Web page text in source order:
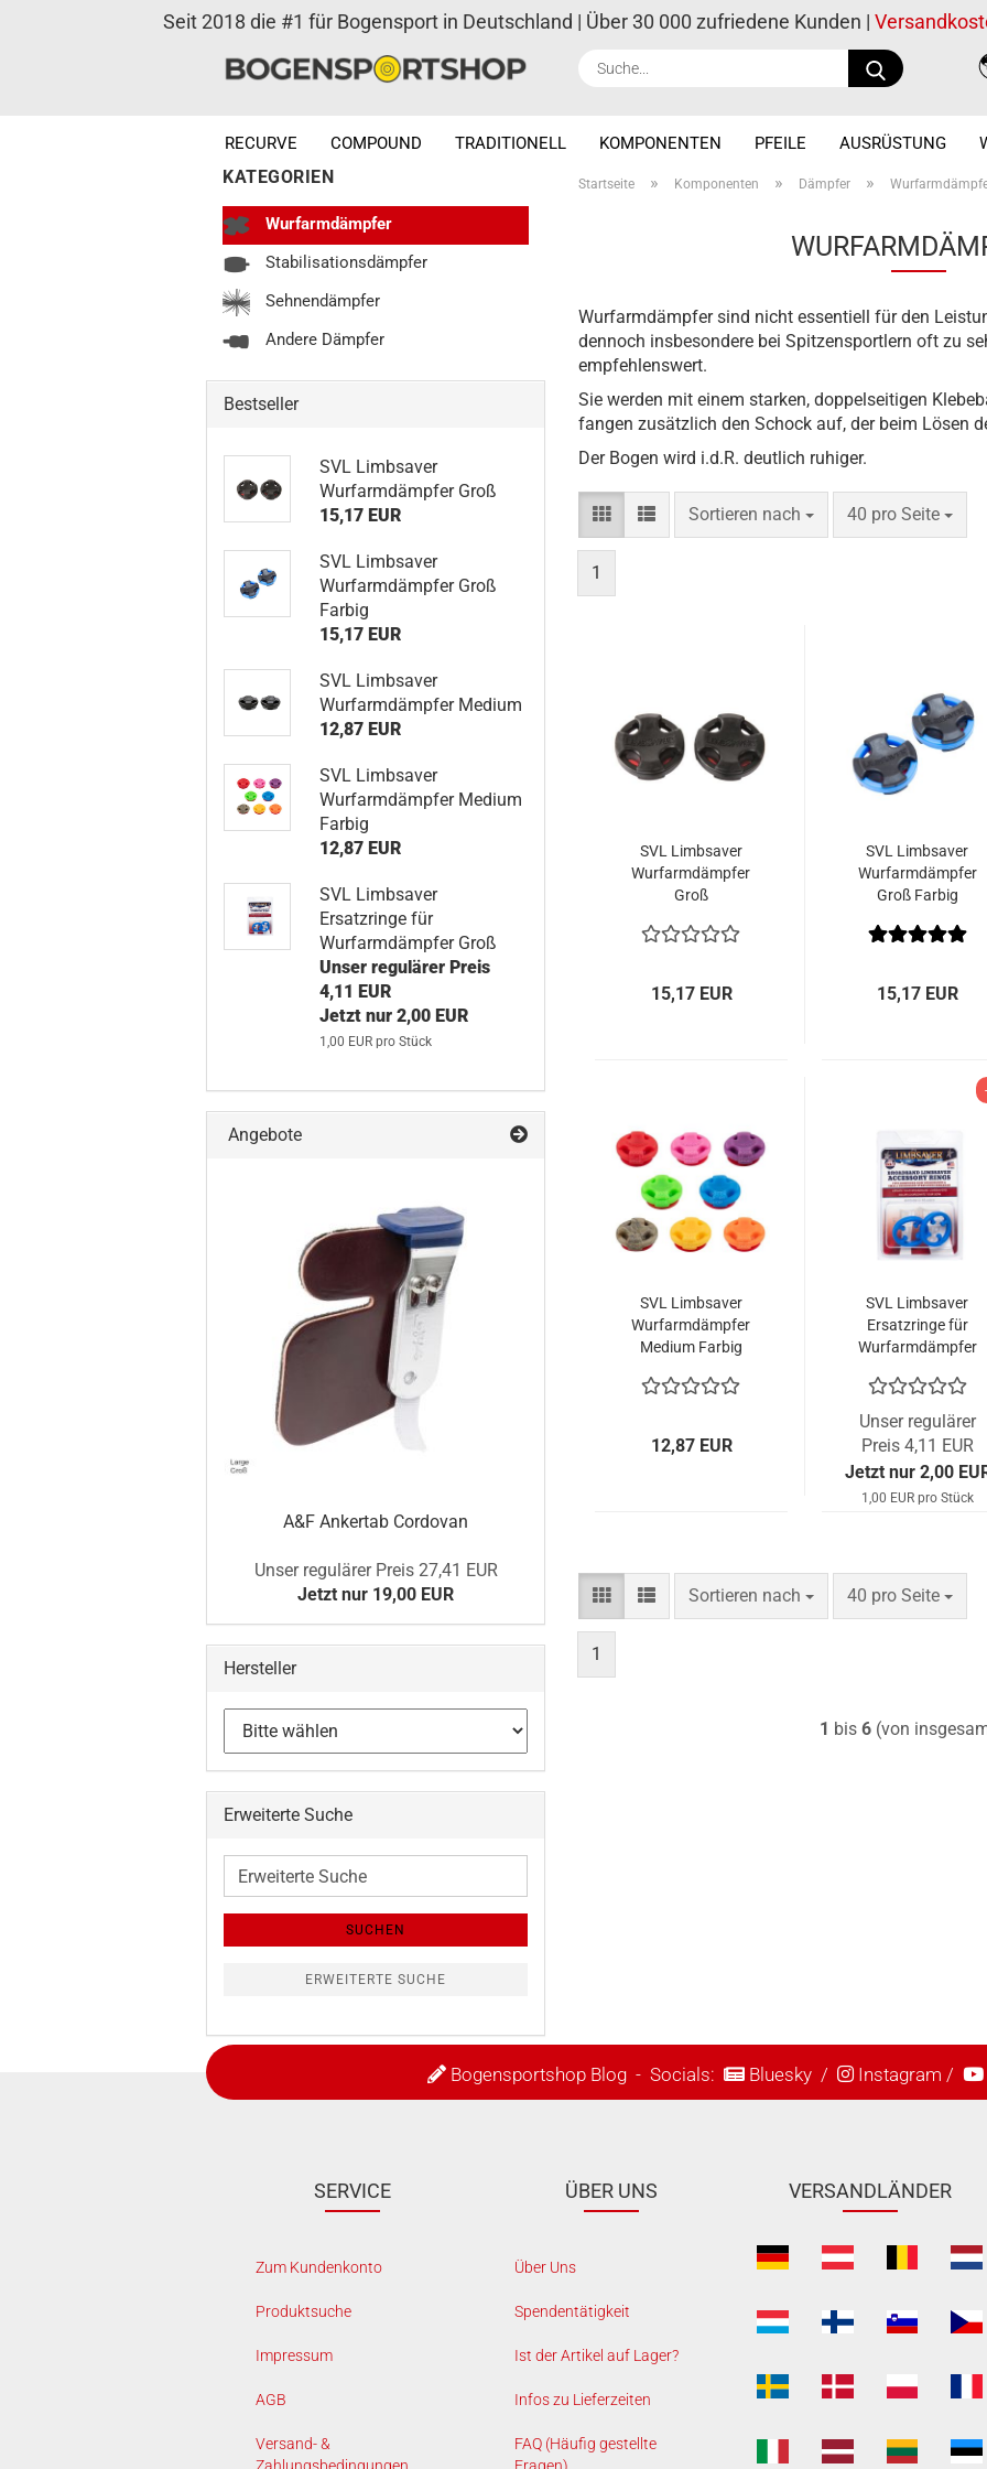
Suche...
Seit 2018 die #1 für Bogensport in Deutschland | Über 30 000 zufriedene Kunden |
RECURVE COMPOUND TRADITIONELL KOMPONENTEN PFEILE AUSRÜSTUNG
Startseite » Komponenten » Dämpfer »
Wurfarmdämpfer sind nicht essentiell für den
dennoch insbesondere bei Spitzensportlern oft zu
empfehlenswert.
Sie werden mit einem starken, doppelseitigen
fangen zusätzlich den Schock auf, der beim Lösen
Der Bogen wird i.d.R. deutlich ruhiger.
Sortieren nach
Sortieren nach 40 pro Seite
pro Seite
1
SVL Limbsaver
Wurfarmdämpfer
Groß
15,17 EUR
SVL Limbsaver
Wurfarmdämpfer
Groß Farbig
15,17 EUR
SVL Limbsaver
Wurfarmdämpfer
Medium Farbig
12,87 EUR
SVL Limbsaver
Ersatzringe für
Wurfarmdämpfer
Unser regulärer
Preis 4,11 EUR
Jetzt nur 2,00
1,00 EUR pro Stück
Sortieren nach
Sortieren nach 40 pro Seite
pro Seite
1
1 bis6 (von
KATEGORIEN
Wurfarmdämpfer
Stabilisationsdämpfer
Sehnendämpfer
Andere Dämpfer
Bestseller
SVL Limbsaver
Wurfarmdämpfer Groß
15,17 EUR
SVL Limbsaver
Wurfarmdämpfer Groß
Farbig
15,17 EUR
SVL Limbsaver
Wurfarmdämpfer Medium
12,87 EUR
SVL Limbsaver
Wurfarmdämpfer Medium
Farbig
12,87 EUR
SVL Limbsaver
Ersatzringe für
Wurfarmdämpfer Groß
Unser regulärer Preis
4,11 EUR
Jetzt nur 2,00 EUR
1,00 EUR pro Stück
Angebote
A&F Ankertab Cordovan
Unser regulärer Preis 27,41 EUR
Jetzt nur 19,00 EUR
Hersteller
Erweiterte Suche
Erweiterte
SUCHEN
ERWEITERTE SUCHE
Bogensportshop Blog- Socials: Bluesky/ Instagram /
SERVICE
Zum Kundenkonto
Produktsuche
Impressum
AGB
Versand- &
ÜBER UNS
Über Uns
Spendentätigkeit
Ist der Artikel auf Lager?
Infos zu Lieferzeiten
FAQ (Häufig gestellte
VERSANDLÄNDER